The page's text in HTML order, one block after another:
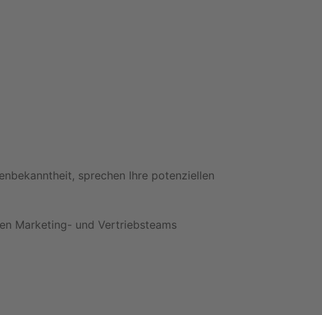
sprechen Ihre potenziellen
Marketing- und Vertriebsteams